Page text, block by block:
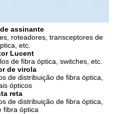
assinante
roteadores, transceptores de
etc.
Lucent
de fibra óptica, switches, etc.
de virola
de distribuição de fibra óptica,
ópticos
reta
de distribuição de fibra óptica,
fibra óptica